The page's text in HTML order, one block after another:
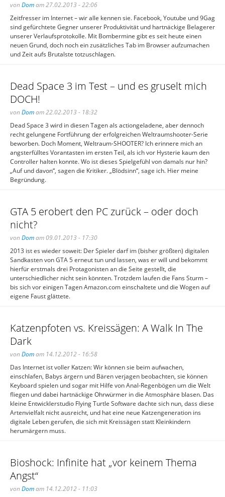
von Domam 27.02.2013 - 22:06
Zeitfresser im Internet – wir alle kennen sie. Facebook, Youtube und 9Gag
sind gefürchtete Gegner unserer Produktivität und hartnäckige Belagerer
unserer Verlaufsprotokolle. Mit Bombermine gibt es seit heute einen
neuen Grund, doch noch ein zusätzliches Tab im Browser aufzumachen
und Zeit aufs Brutalste totzuschlagen.
Dead Space 3 im Test – und es gruselt mich
DOCH!
von Domam 22.02.2013 - 18:32
Dead Space 3 wird in diesen Tagen als actiongeladene, aber dennoch
recht gelungene Fortführung der erfolgreichen Weltraumshooter-Serie
beworben. Doch Moment, Weltraum-SHOOTER? Ich erinnere mich an
angsterfülltes Vorantasten im ersten Teil, als ich vor Hysterie kaum den
Controller halten konnte. Wo ist dieses Spielgefühl von damals nur hin?
„Auf und davon“, sagen die Kritiker. „Blödsinn“, sage ich. Hier meine
Begründung.
GTA 5 erobert den PC zurück – oder doch
nicht?
von Domam 09.01.2013 - 17:30
2013 ist es wieder soweit: Der Spieler darf im (bisher größten) digitalen
Sandkasten von GTA 5 erneut tun und lassen, was er will und bekommt
hierfür erstmals drei Protagonisten an die Seite gestellt, die
unterschiedlicher nicht sein könnten. Trotzdem laufen die Fans Sturm –
bis sich vor einigen Tagen Amazon.com einschaltete und die Wogen auf
eigene Faust glättete.
Katzenpfoten vs. Kreissägen: A Walk In The
Dark
von Domam 14.12.2012 - 16:58
Das Internet ist voller Katzen: Wir können sie beim aufwachen,
einschlafen, Babys ärgern und Bären verjagen beobachten, sie können
Keyboard spielen und sogar mit Hilfe von Anal-Regenbögen um die Welt
fliegen und dabei hartnäckige Ohrwürmer in die Atmosphäre blasen. Das
kleine Entwicklerstudio Flying Turtle Software dachte sich nun, dass diese
Artenvielfalt nicht ausreicht, und hat eine neue Katzengeneration ins
digitale Leben gerufen, die sich mit Kreissägen statt Kleinkindern
herumärgern muss.
Bioshock: Infinite hat „vor keinem Thema
Angst“
von Domam 14.12.2012 - 11:03